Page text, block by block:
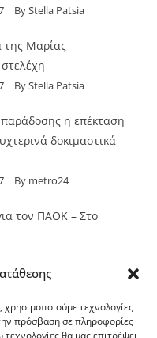
τεχνολογίες
πρόσβαση σε πληροφορίες
θα μας επιτρέψει
By Stella Patsia
της Μαρίας
By Stella Patsia
η επέκταση
δοκιμαστικά
By metro24
τον ΠΑΟΚ – Στο